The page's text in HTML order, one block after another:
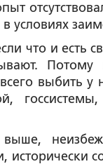
условиях
что и есть
Потому
выбить
выше,
исторически